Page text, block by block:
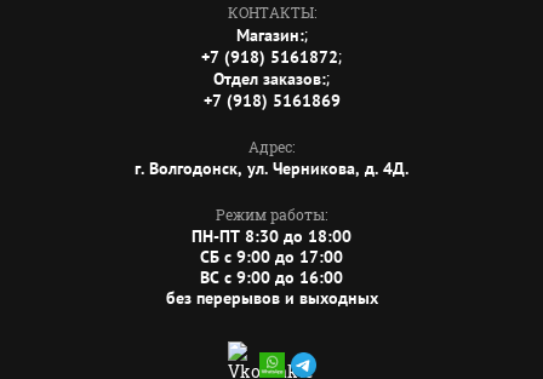
КОНТАКТЫ:
Магазин:;
+7 (918) 5161872;
Отдел заказов:;
+7 (918) 5161869
Адрес:
г. Волгодонск, ул. Черникова, д. 4Д.
Режим работы:
ПН-ПТ 8:30 до 18:00
СБ c 9:00 до 17:00
ВС c 9:00 до 16:00
без перерывов и выходных